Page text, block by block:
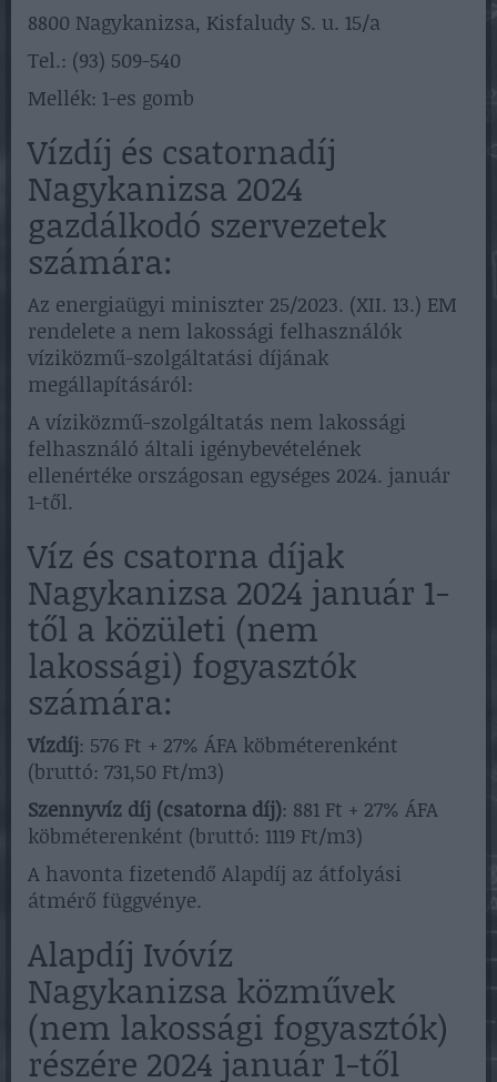
8800 Nagykanizsa, Kisfaludy S. u. 15/a
Tel.: (93) 509-540
Mellék: 1-es gomb
Vízdíj és csatornadíj
Nagykanizsa 2024
gazdálkodó szervezetek
számára:
Az energiaügyi miniszter 25/2023. (XII. 13.) EM
rendelete a nem lakossági felhasználók
víziközmű-szolgáltatási díjának
megállapításáról:
A víziközmű-szolgáltatás nem lakossági
felhasználó általi igénybevételének
ellenértéke országosan egységes 2024. január
1-től.
Víz és csatorna díjak
Nagykanizsa 2024 január 1-
től a közületi (nem
lakossági) fogyasztók
számára:
Vízdíj: 576 Ft + 27% ÁFA köbméterenként
(bruttó: 731,50 Ft/m3)
Szennyvíz díj (csatorna díj): 881 Ft + 27% ÁFA
köbméterenként (bruttó: 1119 Ft/m3)
A havonta fizetendő Alapdíj az átfolyási
átmérő függvénye.
Alapdíj Ivóvíz
Nagykanizsa közművek
(nem lakossági fogyasztók)
részére 2024 január 1-től